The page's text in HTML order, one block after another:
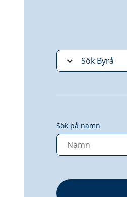
Sök på namn